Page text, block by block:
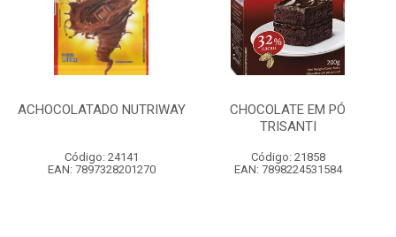
ACHOCOLATADO NUTRIWAY
Código: 24141
EAN: 7897328201270
CHOCOLATE EM PÓ
TRISANTI
Código: 21858
EAN: 7898224531584